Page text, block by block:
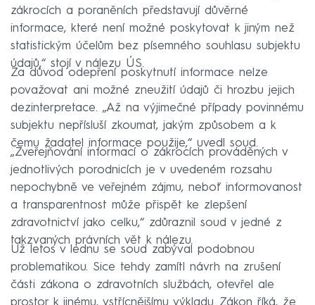
zákrocích a poraněních představují důvěrné
informace, které není možné poskytovat k jiným než
statistickým účelům bez písemného souhlasu subjektu
údajů,“ stojí v nálezu ÚS.
Za důvod odepření poskytnutí informace nelze
považovat ani možné zneužití údajů či hrozbu jejich
dezinterpretace. „Až na výjimečné případy povinnému
subjektu nepřísluší zkoumat, jakým způsobem a k
čemu žadatel informace použije,“ uvedl soud.
„Zveřejňování informací o zákrocích prováděných v
jednotlivých porodnicích je v uvedeném rozsahu
nepochybně ve veřejném zájmu, neboť informovanost
a transparentnost může přispět ke zlepšení
zdravotnictví jako celku,“ zdůraznil soud v jedné z
takzvaných právních vět k nálezu.
Už letos v lednu se soud zabýval podobnou
problematikou. Sice tehdy zamítl návrh na zrušení
části zákona o zdravotních službách, otevřel ale
prostor k jinému, vstřícnějšímu výkladu. Zákon říká, že